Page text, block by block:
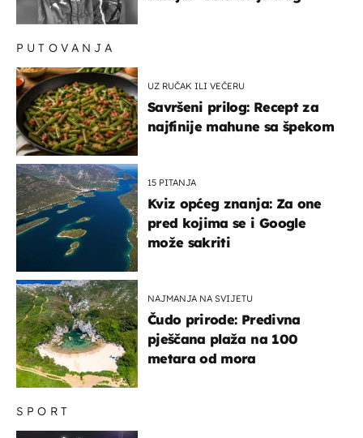
SPORT
PUTOVANJA
UZ RUČAK ILI VEČERU
Savršeni prilog: Recept za
najfinije mahune sa špekom
15 PITANJA
Kviz općeg znanja: Za one
pred kojima se i Google
može sakriti
NAJMANJA NA SVIJETU
Čudo prirode: Predivna
pješčana plaža na 100
metara od mora